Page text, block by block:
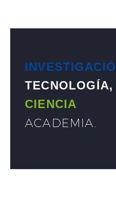
TECNOLOGÍA,
CIENCIA
ACADEMIA